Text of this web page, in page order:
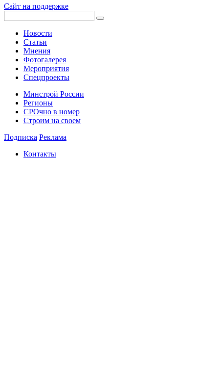
Сайт на поддержке
Новости
Статьи
Мнения
Фотогалерея
Мероприятия
Спецпроекты
Минстрой России
Регионы
СРОчно в номер
Строим на своем
Подписка Реклама
Контакты